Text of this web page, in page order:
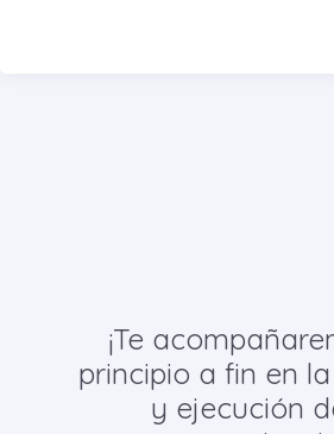
¡Te
principio a fin en
y ejecución